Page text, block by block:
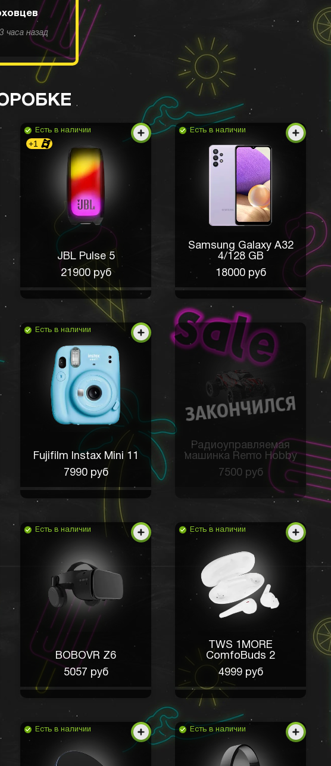
3 часа назад
Есть в наличии
+1
JBL Pulse 5
21900 руб
Есть в наличии
Samsung Galaxy A32
4/128 GB
18000 руб
Есть в наличии
Fujifilm Instax Mini 11
7990 руб
Радиоуправляемая
машинка Remo Hobby
7500 руб
Есть в наличии
BOBOVR Z6
5057 руб
Есть в наличии
TWS 1MORE
ComfoBuds 2
4999 руб
Есть в наличии Есть в наличии